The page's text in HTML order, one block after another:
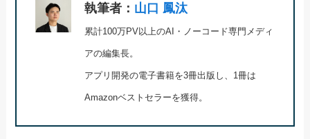
執筆者： 山口 鳳汰
累計100万PV以上のAI・ノーコード専門メディ
アの編集長。
アプリ開発の電子書籍を3冊出版し、1冊は
Amazonベストセラーを獲得。